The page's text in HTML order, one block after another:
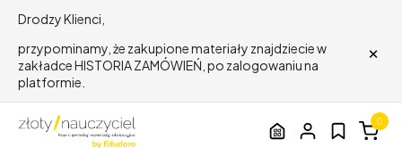
Drodzy Klienci,
przypominamy, że zakupione materiały znajdziecie w
zakładce HISTORIA ZAMÓWIEŃ, po zalogowaniu na
platformie.
×
0